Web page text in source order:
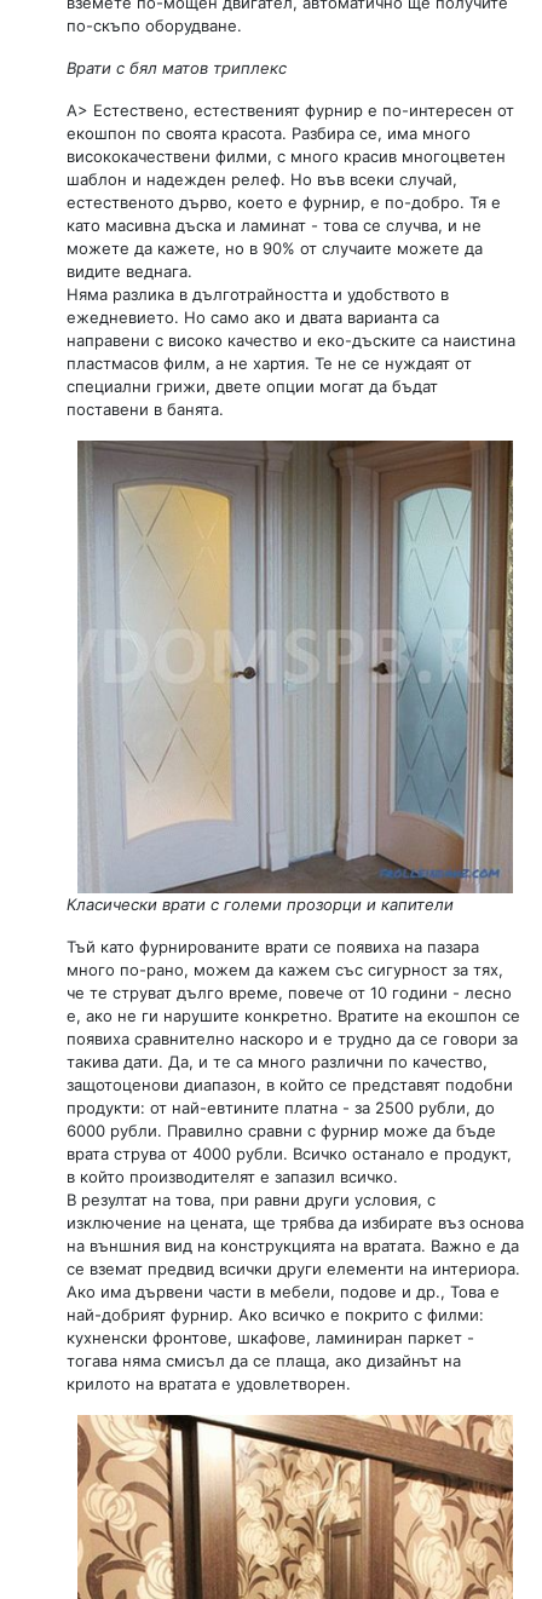
по-скъпо оборудване.
Врати с бял матов триплекс
A> Естествено, естественият фурнир е по-интересен от
екошпон по своята красота. Разбира се, има много
висококачествени филми, с много красив многоцветен
шаблон и надежден релеф. Но във всеки случай,
естественото дърво, което е фурнир, е по-добро. Тя е
като масивна дъска и ламинат - това се случва, и не
можете да кажете, но в 90% от случаите можете да
видите веднага.
Няма разлика в дълготрайността и удобството в
ежедневието. Но само ако и двата варианта са
направени с високо качество и еко-дъските са наистина
пластмасов филм, а не хартия. Те не се нуждаят от
специални грижи, двете опции могат да бъдат
поставени в банята.
Класически врати с големи прозорци и капители
Тъй като фурнированите врати се появиха на пазара
много по-рано, можем да кажем със сигурност за тях,
че те струват дълго време, повече от 10 години - лесно
е, ако не ги нарушите конкретно. Вратите на екошпон се
появиха сравнително наскоро и е трудно да се говори за
такива дати. Да, и те са много различни по качество,
защотоценови диапазон, в който се представят подобни
продукти: от най-евтините платна - за 2500 рубли, до
6000 рубли. Правилно сравни с фурнир може да бъде
врата струва от 4000 рубли. Всичко останало е продукт,
в който производителят е запазил всичко.
В резултат на това, при равни други условия, с
изключение на цената, ще трябва да избирате въз основа
на външния вид на конструкцията на вратата. Важно е да
се вземат предвид всички други елементи на интериора.
Ако има дървени части в мебели, подове и др., Това е
най-добрият фурнир. Ако всичко е покрито с филми:
кухненски фронтове, шкафове, ламиниран паркет -
тогава няма смисъл да се плаща, ако дизайнът на
крилото на вратата е удовлетворен.